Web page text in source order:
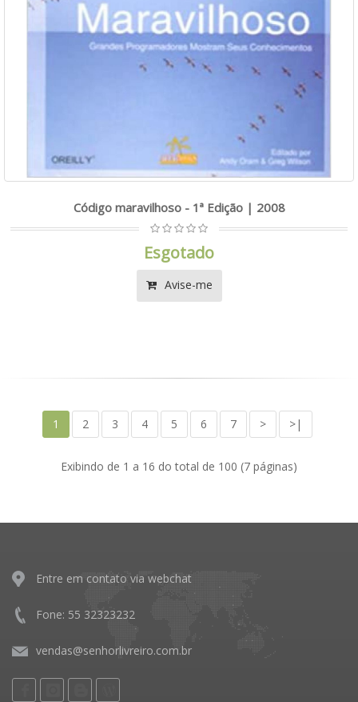
Código maravilhoso - 1ª Edição | 2008
Esgotado
Avise-me
1 2 3 4 5 6 7 > >|
Exibindo de 1 a 16 do total de 100 (7 páginas)
Entre em contato via webchat
Fone: 55 32323232
vendas@senhorlivreiro.com.br